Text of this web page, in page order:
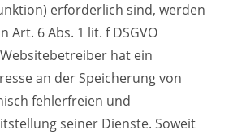
erforderlich sind, werden
Art. 6 Abs. 1 lit. f DSGVO
hat ein
an der Speicherung von
fehlerfreien und
seiner Dienste. Soweit